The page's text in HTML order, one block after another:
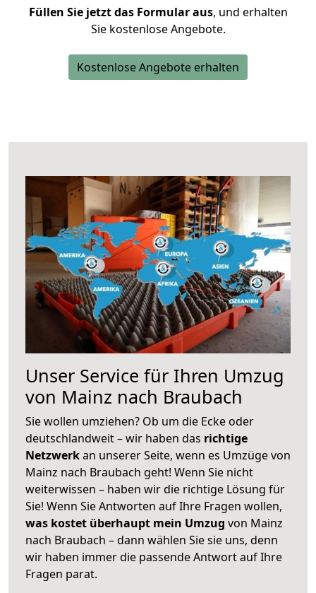
Füllen Sie jetzt das Formular aus, und erhalten
Sie kostenlose Angebote.
Kostenlose Angebote erhalten
Unser Service für Ihren Umzug
von Mainz nach Braubach
Sie wollen umziehen? Ob um die Ecke oder
deutschlandweit – wir haben das richtige
Netzwerkan unserer Seite, wenn es Umzüge von
Mainz nach Braubach geht! Wenn Sie nicht
weiterwissen – haben wir die richtige Lösung für
Sie! Wenn Sie Antworten auf Ihre Fragen wollen,
was kostet überhaupt mein Umzug von Mainz
nach Braubach – dann wählen Sie sie uns, denn
wir haben immer die passende Antwort auf Ihre
Fragen parat.